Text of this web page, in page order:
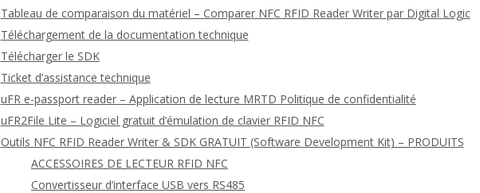
Tableau de comparaison du matériel – Comparer NFC RFID Reader Writer par Digital Logic
Téléchargement de la documentation technique
Télécharger le SDK
Ticket d’assistance technique
uFR e-passport reader – Application de lecture MRTD Politique de confidentialité
uFR2File Lite – Logiciel gratuit d’émulation de clavier RFID NFC
Outils NFC RFID Reader Writer & SDK GRATUIT (Software Development Kit) – PRODUITS
ACCESSOIRES DE LECTEUR RFID NFC
Convertisseur d’interface USB vers RS485